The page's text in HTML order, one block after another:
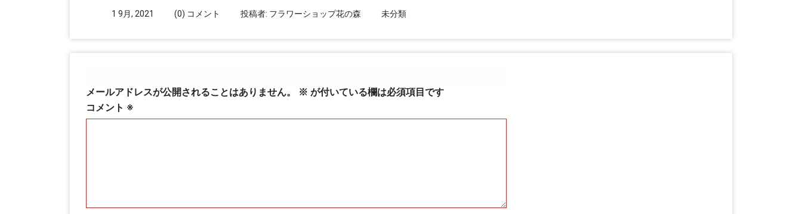
1 9月, 2021 (0) コメント 投稿者: フラワーショップ花の森 未分類
メールアドレスが公開されることはありません。 ※ が付いている欄は必須項目です
コメント ※